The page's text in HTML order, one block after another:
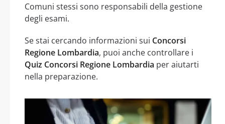
Comuni stessi sono responsabili della gestione
degli esami.
Se stai cercando informazioni sui Concorsi
Regione Lombardia, puoi anche controllare i
Quiz Concorsi Regione Lombardia per aiutarti
nella preparazione.